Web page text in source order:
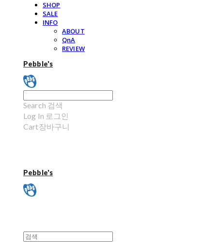
SHOP
SALE
INFO
ABOUT
QnA
REVIEW
Pebble's
Search 검색
Log In 로그인
Cart장바구니
Pebble's